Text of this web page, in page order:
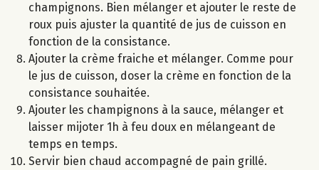
champignons. Bien mélanger et ajouter le reste de
roux puis ajuster la quantité de jus de cuisson en
fonction de la consistance.
Ajouter la crème fraiche et mélanger. Comme pour
le jus de cuisson, doser la crème en fonction de la
consistance souhaitée.
Ajouter les champignons à la sauce, mélanger et
laisser mijoter 1h à feu doux en mélangeant de
temps en temps.
Servir bien chaud accompagné de pain grillé.